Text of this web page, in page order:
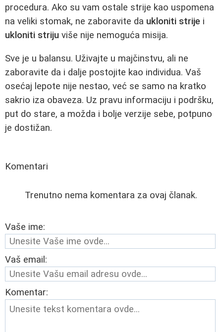
procedura. Ako su vam ostale strije kao uspomena
na veliki stomak, ne zaboravite da ukloniti strije i
ukloniti striju više nije nemoguća misija.
Sve je u balansu. Uživajte u majčinstvu, ali ne
zaboravite da i dalje postojite kao individua. Vaš
osećaj lepote nije nestao, već se samo na kratko
sakrio iza obaveza. Uz pravu informaciju i podršku,
put do stare, a možda i bolje verzije sebe, potpuno
je dostižan.
Komentari
Trenutno nema komentara za ovaj članak.
Vaše ime:
Vaš email:
Komentar: